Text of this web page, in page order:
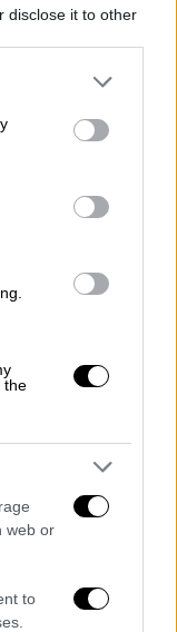
disclose it to other
or more Google
You may click to
party tags to
in below Google
the
web or
to
και
κάθε φορά
, η κυρία
που έχει
τη ζωή μου.
το κοριτσάκι
θύμισε
τον
της
το παιδί
Ελένης. Και